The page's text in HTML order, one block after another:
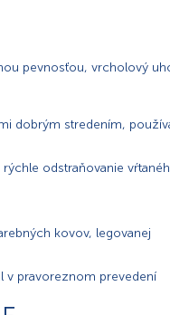
pevnosťou, vrcholový
dobrým stredením,
odstraňovanie
kovov, legovanej
v pravoreznom prevedení